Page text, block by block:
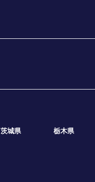
茨城県 栃木県